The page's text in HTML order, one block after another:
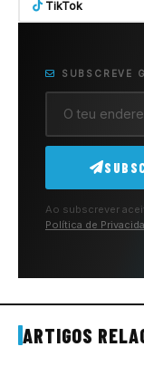
TikTok
SUBSCREVE
Ao subscrever
Política de
ARTIGOS